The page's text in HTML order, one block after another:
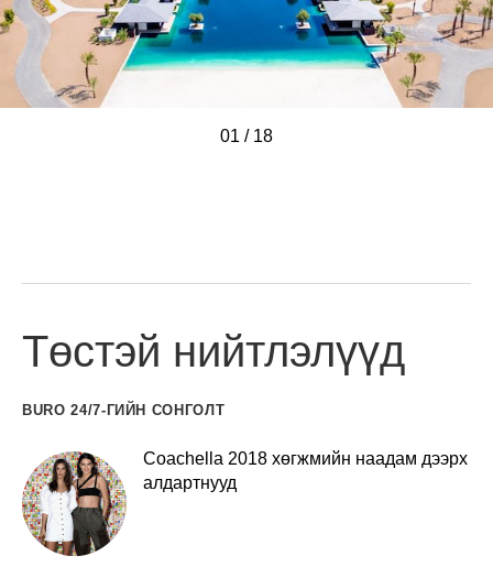
01 / 18
/////////
////////
Төстэй нийтлэлүүд
BURO 24/7-ГИЙН СОНГОЛТ
Coachella 2018 хөгжмийн наадам дээрх
алдартнууд